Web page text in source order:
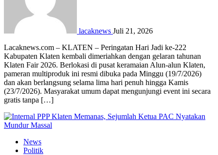
lacaknews Juli 21, 2026
Lacaknews.com – KLATEN – Peringatan Hari Jadi ke-222
Kabupaten Klaten kembali dimeriahkan dengan gelaran tahunan
Klaten Fair 2026. Berlokasi di pusat keramaian Alun-alun Klaten,
pameran multiproduk ini resmi dibuka pada Minggu (19/7/2026)
dan akan berlangsung selama lima hari penuh hingga Kamis
(23/7/2026). Masyarakat umum dapat mengunjungi event ini secara
gratis tanpa […]
News
Politik